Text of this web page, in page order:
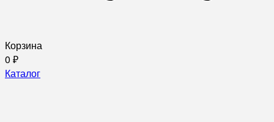
Корзина
0 ₽
Каталог